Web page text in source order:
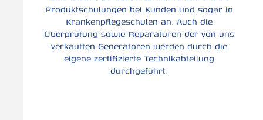
Produktschulungen bei Kunden und sogar in
Krankenpflegeschulen an. Auch die
Überprüfung sowie Reparaturen der von uns
verkauften Generatoren werden durch die
eigene zertifizierte Technikabteilung
durchgeführt.